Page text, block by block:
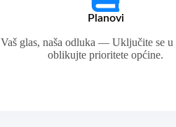
Planovi
Vaš glas, naša odluka — Uključite se u
oblikujte prioritete općine.